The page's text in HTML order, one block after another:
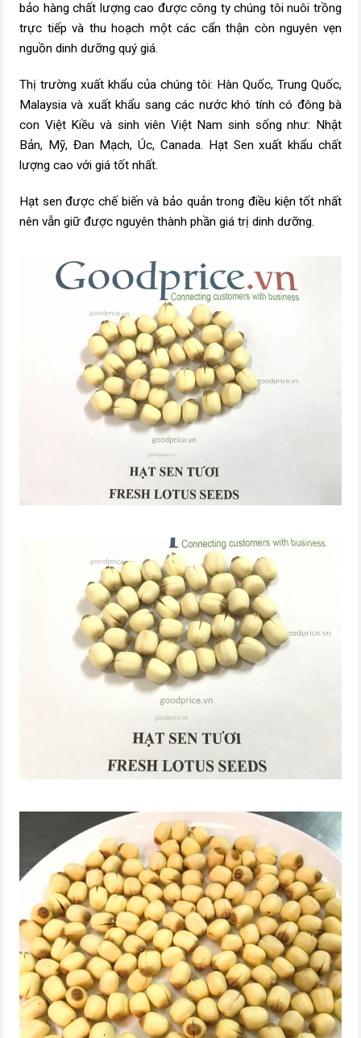
bảo hàng chất lượng cao được công ty chúng tôi nuôi trồng
trực tiếp và thu hoạch một các cẩn thận còn nguyên vẹn
nguồn dinh dưỡng quý giá.
Thị trường xuất khẩu của chúng tôi: Hàn Quốc, Trung Quốc,
Malaysia và xuất khẩu sang các nước khó tính có đông bà
con Việt Kiều và sinh viên Việt Nam sinh sống như: Nhật
Bản, Mỹ, Đan Mạch, Úc, Canada. Hạt Sen xuất khẩu chất
lượng cao với giá tốt nhất.
Hạt sen được chế biến và bảo quản trong điều kiện tốt nhất
nên vẫn giữ được nguyên thành phần giá trị dinh dưỡng.